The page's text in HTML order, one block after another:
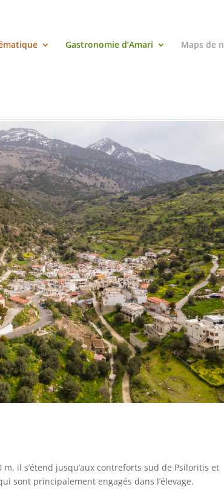
Gastronomie d’Amari Maps de
il s’étend jusqu’aux contreforts sud de Psiloritis et
sont principalement engagés dans l’élevage.